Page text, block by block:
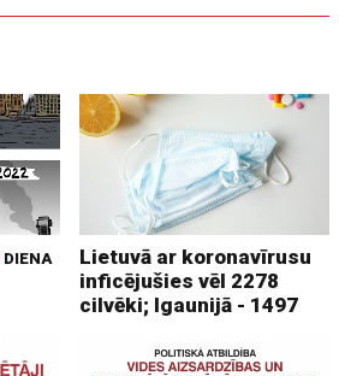
DIENA
Lietuvā ar koronavīrusu
inficējušies vēl 2278
cilvēki; Igaunijā - 1497